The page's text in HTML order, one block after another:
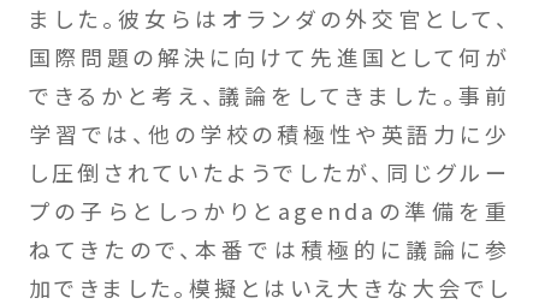
ました。彼女らはオランダの外交官として、
国際問題の解決に向けて先進国として何が
できるかと考え、議論をしてきました。事前
学習では、他の学校の積極性や英語力に少
し圧倒されていたようでしたが、同じグルー
プの子らとしっかりとagendaの準備を重
ねてきたので、本番では積極的に議論に参
加できました。模擬とはいえ大きな大会でし